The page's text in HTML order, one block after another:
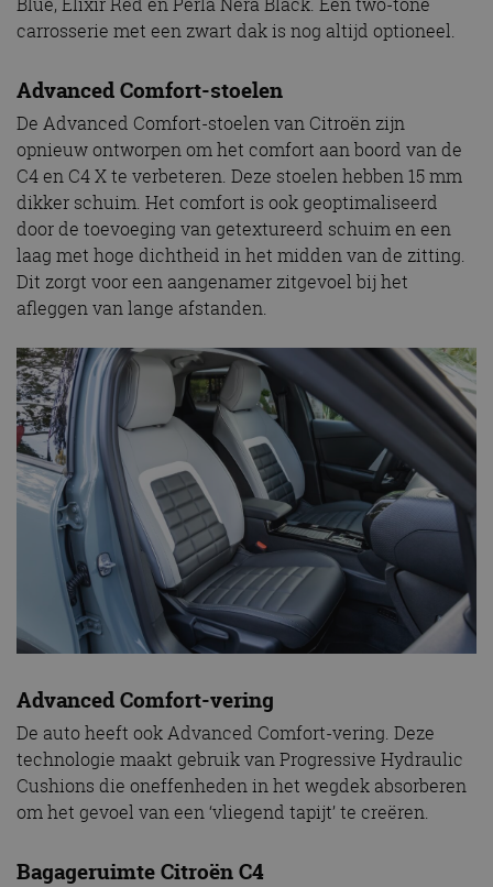
carrosserie met een zwart dak is nog altijd optioneel.
Advanced Comfort-stoelen
De Advanced Comfort-stoelen van Citroën zijn
opnieuw ontworpen om het comfort aan boord van de
C4 en C4 X te verbeteren. Deze stoelen hebben 15 mm
dikker schuim. Het comfort is ook geoptimaliseerd
door de toevoeging van getextureerd schuim en een
laag met hoge dichtheid in het midden van de zitting.
Dit zorgt voor een aangenamer zitgevoel bij het
afleggen van lange afstanden.
Advanced Comfort-vering
De auto heeft ook Advanced Comfort-vering. Deze
technologie maakt gebruik van Progressive Hydraulic
Cushions die oneffenheden in het wegdek absorberen
om het gevoel van een ‘vliegend tapijt’ te creëren.
Bagageruimte Citroën C4